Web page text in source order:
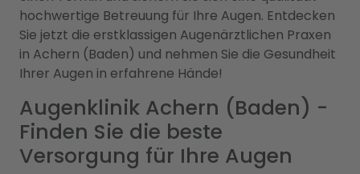
hochwertige Betreuung für Ihre Augen. Entdecken
Sie jetzt die erstklassigen Augenärztlichen Praxen
in Achern (Baden) und nehmen Sie die Gesundheit
Ihrer Augen in erfahrene Hände!
Augenklinik Achern (Baden) -
Finden Sie die beste
Versorgung für Ihre Augen